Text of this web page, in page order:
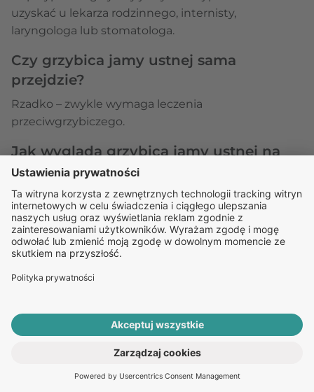
ROZPOCZNIJ E-KONSULTACJĘ
uzyskać u lekarza rodzinnego, internisty,
laryngologa lub stomatologa.
Czy grzybica jamy ustnej sama
przejdzie?
Rzadko – zwykle wymaga leczenia
przeciwgrzybiczego.
Jak wygląda grzybica jamy ustnej na
policzkach?
Typowe są białe plamy po wewnętrznej stronie
policzków, które mogą krwawić po zdrapaniu.
Czy w leczeniu grzybicy jamy ustnej
jest ważna dieta?
Tak – unikanie cukrów i drożdży może wspomagać
Ile trwa grzybica jamy ustnej?
Od kilku dni do kilku tygodni, zależnie od nasilenia
objawów infekcji i wdrożonego leczenia.